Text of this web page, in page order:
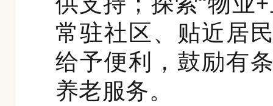
常驻社区、贴近居
给予便利，鼓励有
养老服务。